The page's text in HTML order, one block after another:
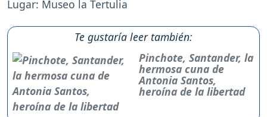
Lugar: Museo la Tertulia
Te gustaría leer también:
Pinchote, Santander, la
hermosa cuna de
Antonia Santos,
heroína de la libertad